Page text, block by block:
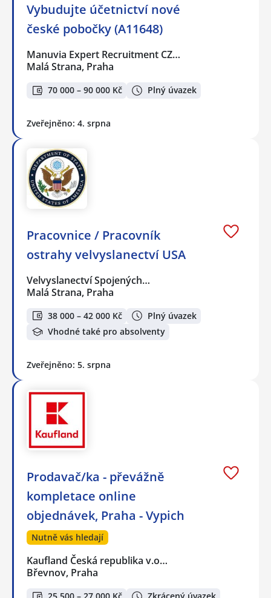
Vybudujte účetnictví nové
české pobočky (A11648)
Manuvia Expert Recruitment CZ…
Malá Strana, Praha
70 000 – 90 000 Kč Plný úvazek
Zveřejněno: 4. srpna
Pracovnice / Pracovník
ostrahy velvyslanectví USA
Velvyslanectví Spojených…
Malá Strana, Praha
38 000 – 42 000 Kč
Plný úvazek
Vhodné také pro absolventy
Zveřejněno: 5. srpna
Prodavač/ka - převážně
kompletace online
objednávek, Praha - Vypich
Nutně vás hledají
Kaufland Česká republika v.o…
Břevnov, Praha